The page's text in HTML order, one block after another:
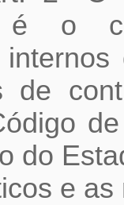
é o
de
do
e as